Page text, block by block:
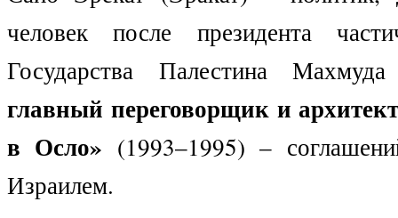
человек после президента
Государства Палестина
главный переговорщик и
в Осло» (1993–1995) –
Израилем.